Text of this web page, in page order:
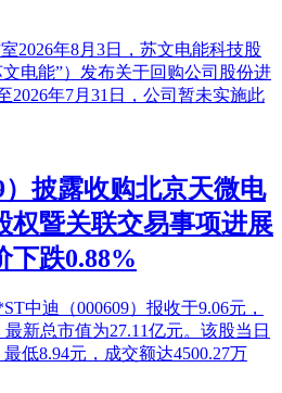
2026年8月3日，苏文电能科技股
电能”）发布关于回购公司股份进
2026年7月31日，公司暂未实施此
）披露收购北京天微电
权暨关联交易事项进展
下跌0.88%
中迪（000609）报收于9.06元，
新总市值为27.11亿元。该股当日
低8.94元，成交额达4500.27万